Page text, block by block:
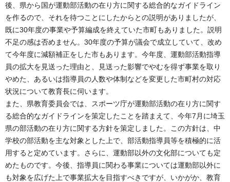
後、県から国が運動部活動の在り方に関する総合的なガイドライン
を作るので、それを待つことにしたからとの説明がありましたが、
既に30年度の事業や予算編成を終えていた市町もありました。説明
不足の感は否めません。30年度の予算が議会で成立していて、改め
て今年度に減額補正をした市もあります。今年度、運動部活動指導
員の拡大を見送った理由と、見送った影響でやむを得ず事業を取り
やめた、あるいは指導員の人数や体制などを変更した市町村の対応
状況について教育長に伺います。
また、県教育委員会では、スポーツ庁が運動部活動の在り方に関す
る総合的なガイドラインを策定したことを踏まえて、今年7月に埼玉
県の部活動の在り方に関する方針を策定しました。この方針は、中
学校の部活動を主な対象とした上で、部活動指導員等を積極的に活
用すると定めています。さらに、運動部以外の文化部についても定
めたものです。今後、指導員に関わる事業については運動部以外に
も対象を広げた上で事業拡大を目指すべきですが、いかがか、教育